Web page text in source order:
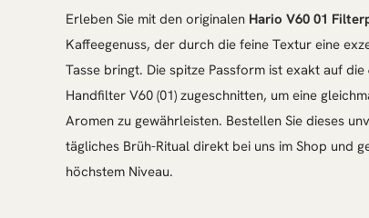
Erleben Sie mit den originalen Hario V60 01
Kaffeegenuss, der durch die feine Textur eine
Tasse bringt. Die spitze Passform ist exakt auf
Handfilter V60 (01) zugeschnitten, um eine
Aromen zu gewährleisten. Bestellen Sie dieses
tägliches Brüh-Ritual direkt bei uns im Shop und
höchstem Niveau.